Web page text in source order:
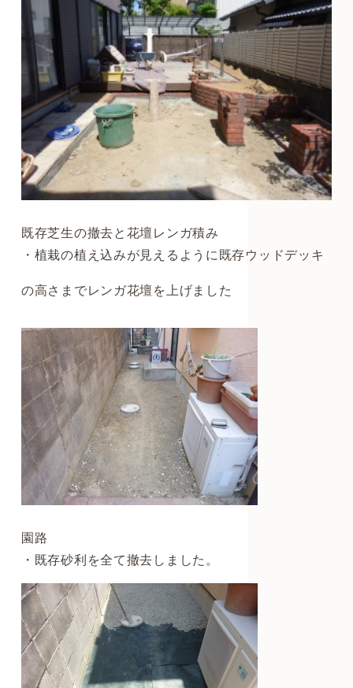
既存芝生の撤去と花壇レンガ積み
・植栽の植え込みが見えるように既存ウッドデッキ
の高さまでレンガ花壇を上げました
園路
・既存砂利を全て撤去しました。